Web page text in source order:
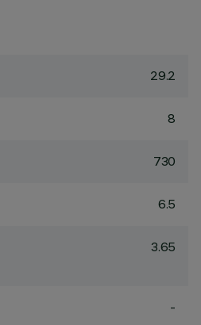
29.2
8
730
6.5
3.65
-